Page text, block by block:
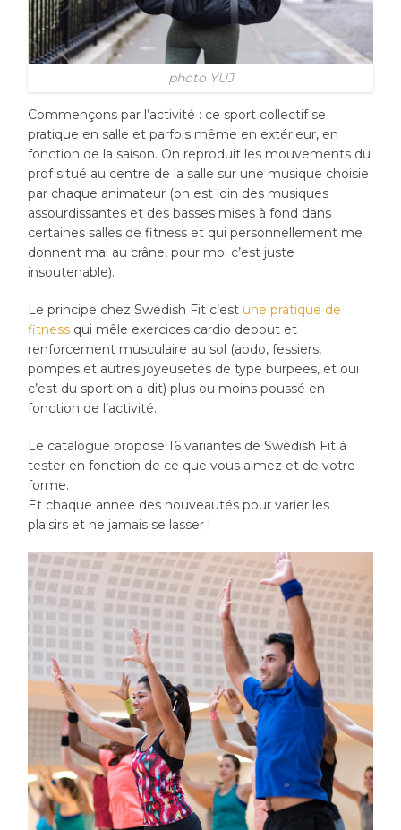
photo YUJ
Commençons par l’activité : ce sport collectif se
pratique en salle et parfois même en extérieur, en
fonction de la saison. On reproduit les mouvements du
prof situé au centre de la salle sur une musique choisie
par chaque animateur (on est loin des musiques
assourdissantes et des basses mises à fond dans
certaines salles de fitness et qui personnellement me
donnent mal au crâne, pour moi c’est juste
insoutenable).
Le principe chez Swedish Fit c’est une pratique de
fitness qui mêle exercices cardio debout et
renforcement musculaire au sol (abdo, fessiers,
pompes et autres joyeusetés de type burpees, et oui
c’est du sport on a dit) plus ou moins poussé en
fonction de l’activité.
Le catalogue propose 16 variantes de Swedish Fit à
tester en fonction de ce que vous aimez et de votre
forme.
Et chaque année des nouveautés pour varier les
plaisirs et ne jamais se lasser !